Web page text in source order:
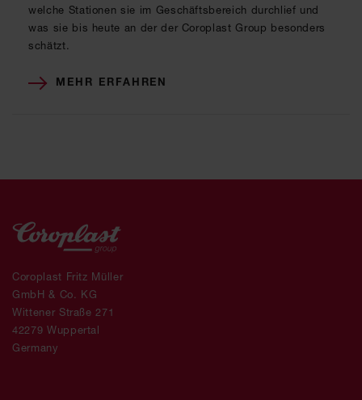
welche Stationen sie im Geschäftsbereich durchlief und
was sie bis heute an der der Coroplast Group besonders
schätzt.
MEHR ERFAHREN
Coroplast Fritz Müller
GmbH & Co. KG
Wittener Straße 271
42279 Wuppertal
Germany